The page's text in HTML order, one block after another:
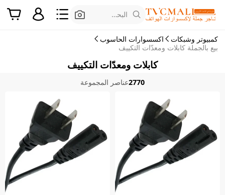
البحث عن المنتجات
كمبيوتر وشبكات
اكسسوارات الحاسوب
بيع بالجملة كابلات ومعدّات التكييف
كابلات ومعدّات التكييف
2770عناصر المجموعة